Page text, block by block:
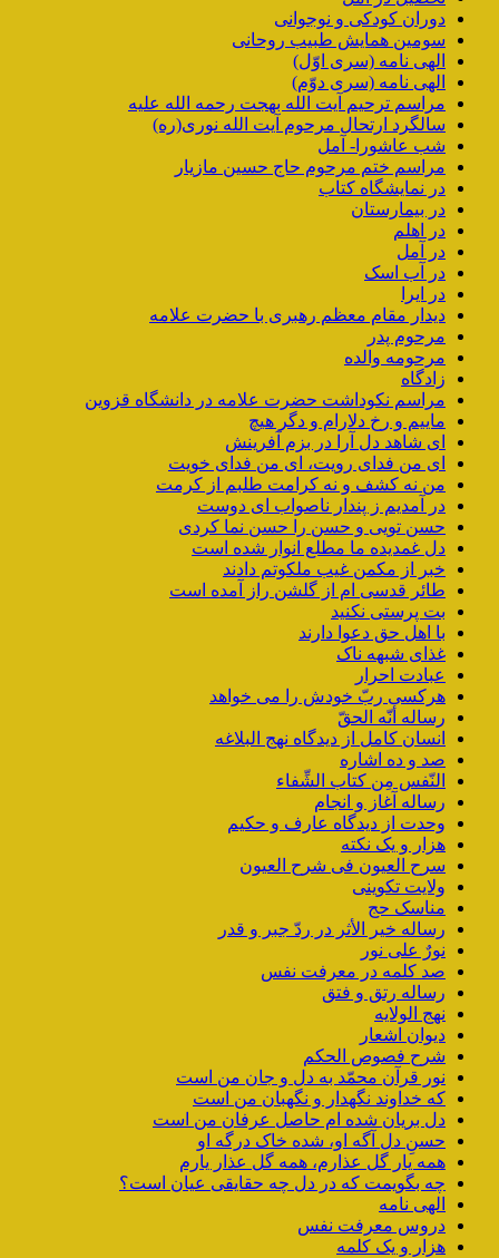
دوران کودکی و نوجوانی
سومین همایش طبیب روحانی
الهی نامه (سری اوّل)
الهی نامه (سری دوّم)
مراسم ترحیم آیت الله بهجت رحمه الله علیه
سالگرد ارتحال مرحوم آیت الله نوری(ره)
شب عاشورا- آمل
مراسم ختم مرحوم حاج حسین مازیار
در نمایشگاه کتاب
در بیمارستان
در اهلم
در آمل
در آب اسک
در ایرا
دیدار مقام معظم رهبری با حضرت علامه
مرحوم پدر
مرحومه والده
زادگاه
مراسم نکوداشت حضرت علامه در دانشگاه قزوین
ماییم و رخ دلارام و دگر هیچ
ای شاهد دل آرا در بزم آفرینش
ای من فدای رویت، ای من فدای خویت
من نه کشف و نه کرامت طلبم از کرمت
در آمدیم ز پندار ناصواب ای دوست
حسن تویی و حسن را حسن نما کردی
دل غمدیده ما مطلع انوار شده است
خبر از مکمن غیب ملکوتم دادند
طائر قدسی ام از گلشن راز آمده است
بت پرستی نکنید
با اهل حق دعوا دارند
غذای شبهه ناک
عبادت احرار
هرکسی ربّ خودش را می خواهد
رساله أنّه الحقّ
انسان کامل از دیدگاه نهج البلاغه
صد و ده اشاره
النّفس مِن کتاب الشِّفاء
رساله آغاز و انجام
وحدت از دیدگاه عارف و حکیم
هزار و یک نکته
سرح العیون فی شرح العیون
ولایت تکوینی
مناسک حج
رساله خیر الأثر در ردّ جبر و قدر
نورٌ علی نور
صد کلمه در معرفت نفس
رساله رتق و فتق
نهج الولایه
دیوان اشعار
شرح فصوص الحکم
نور قرآن محمّد به دل و جان من است
که خداوند نگهدار و نگهبان من است
دل بریان شده ام حاصل عرفان من است
حسنِ دل آگه او، شده خاک درگه او
همه یار گل عذارم، همه گل عذار یارم
چه بگویمت که در دل چه حقایقی عیان است؟
الهی نامه
دروس معرفت نفس
هزار و یک کلمه